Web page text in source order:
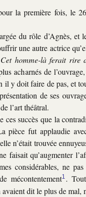
la première fois, le
du rôle d’Agnès, et
une autre actrice
Cet homme-là ferait rire
acharnés de
il y doit faire de pas, et
de ses
l’art théâtral.
ces succès que la
pièce fut applaudie
n’était trouvée
faisait qu’augmenter
considérables, ne
mécontentement1 .
dit le plus de mal,